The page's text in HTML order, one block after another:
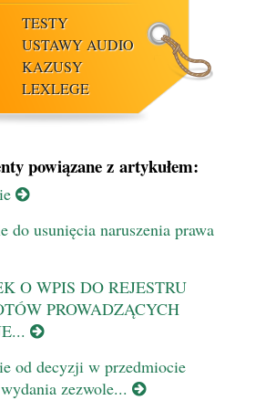
TESTY
USTAWY AUDIO
KAZUSY
LEXLEGE
powiązane z artykułem:
do usunięcia naruszenia prawa
O WPIS DO REJESTRU
PROWADZĄCYCH
od decyzji w przedmiocie
zezwole...